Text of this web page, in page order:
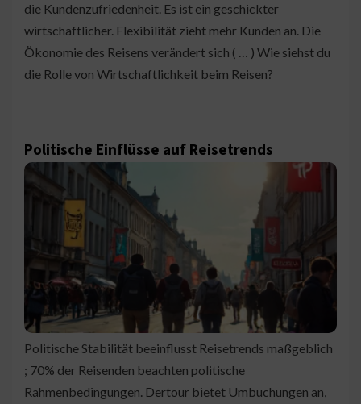
die Kundenzufriedenheit. Es ist ein geschickter
wirtschaftlicher. Flexibilität zieht mehr Kunden an. Die
Ökonomie des Reisens verändert sich ( … ) Wie siehst du
die Rolle von Wirtschaftlichkeit beim Reisen?
Politische Einflüsse auf Reisetrends
Politische Stabilität beeinflusst Reisetrends maßgeblich
; 70% der Reisenden beachten politische
Rahmenbedingungen. Dertour bietet Umbuchungen an,